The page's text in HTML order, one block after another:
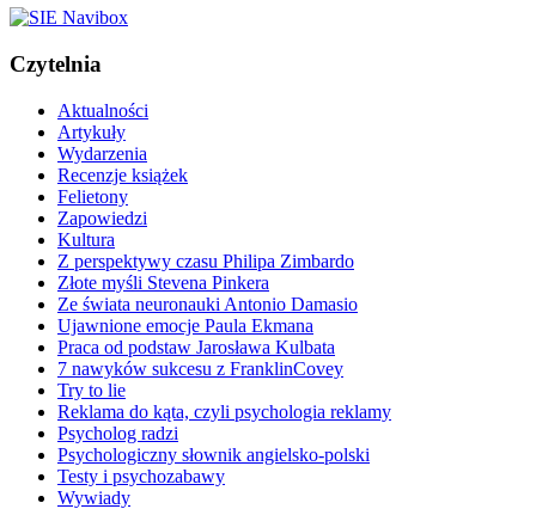
Czytelnia
Aktualności
Artykuły
Wydarzenia
Recenzje książek
Felietony
Zapowiedzi
Kultura
Z perspektywy czasu Philipa Zimbardo
Złote myśli Stevena Pinkera
Ze świata neuronauki Antonio Damasio
Ujawnione emocje Paula Ekmana
Praca od podstaw Jarosława Kulbata
7 nawyków sukcesu z FranklinCovey
Try to lie
Reklama do kąta, czyli psychologia reklamy
Psycholog radzi
Psychologiczny słownik angielsko-polski
Testy i psychozabawy
Wywiady